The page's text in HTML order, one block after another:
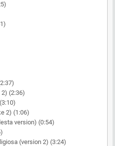
(2:36)
2) (1:06)
version) (0:54)
(version 2) (3:24)